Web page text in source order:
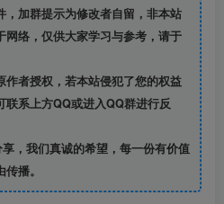
加群提示为修改者自留， 非本站
网络，仅供大家学习与参考，请于
作者授权，若本站侵犯了您的权益
系上方QQ或进入QQ群进行反
，我们真诚的希望，每一份有价值
播。